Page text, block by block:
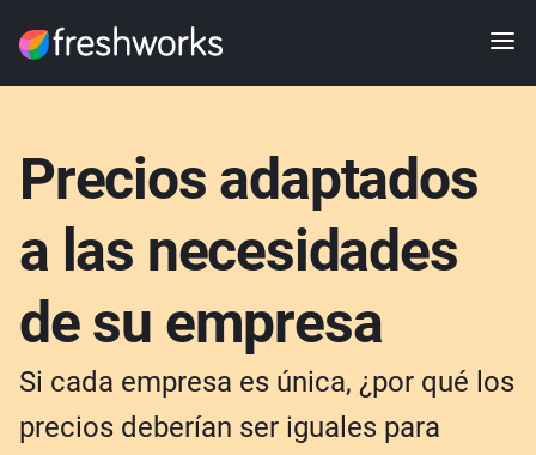
Precios adaptados
a las necesidades
de su empresa
Si cada empresa es única, ¿por qué los
precios deberían ser iguales para